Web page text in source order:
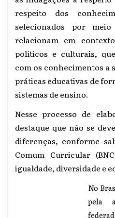
respeito dos
selecionados por
relacionam em
políticos e culturais,
com os conhecimentos a
práticas educativas de
sistemas de ensino.
Nesse processo de
destaque que não se
diferenças, conforme
Comum Curricular
igualdade, diversidade e
No
pela